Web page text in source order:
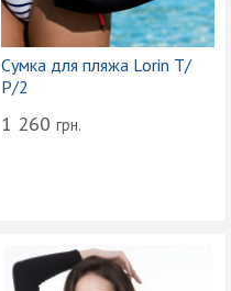
Сумка для пляжа Lorin T/
Р/2
1 260 грн.